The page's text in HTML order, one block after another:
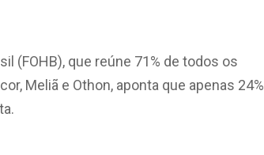
(FOHB), que reúne 71% de todos os
Meliã e Othon, aponta que apenas 24%